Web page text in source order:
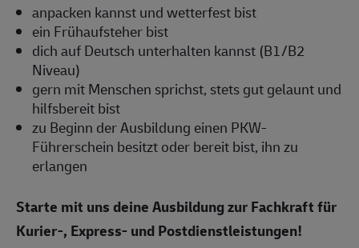
anpacken kannst und wetterfest bist
ein Frühaufsteher bist
dich auf Deutsch unterhalten kannst (B1/B2
Niveau)
gern mit Menschen sprichst, stets gut gelaunt und
hilfsbereit bist
zu Beginn der Ausbildung einen PKW-
Führerschein besitzt oder bereit bist, ihn zu
erlangen
Starte mit uns deine Ausbildung zur Fachkraft für
Kurier-, Express- und Postdienstleistungen!